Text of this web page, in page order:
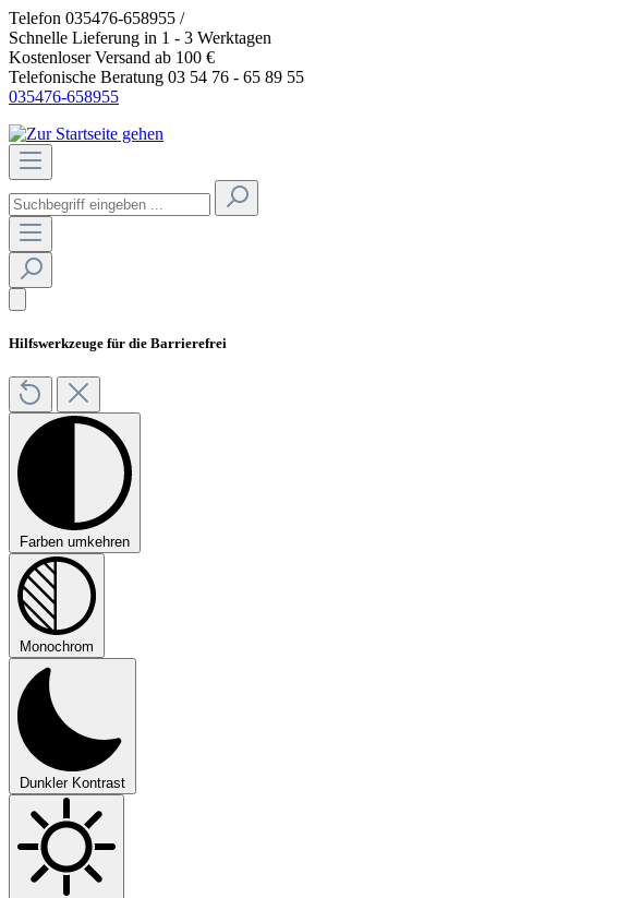
Telefon 035476-658955 /
Schnelle Lieferung in 1 - 3 Werktagen
Kostenloser Versand ab 100 €
Telefonische Beratung 03 54 76 - 65 89 55
035476-658955
Hilfswerkzeuge für die Barrierefrei
Farben umkehren
Monochrom
Dunkler Kontrast